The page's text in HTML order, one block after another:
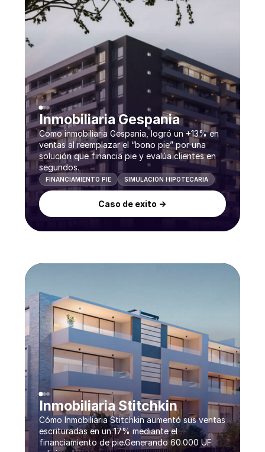
Inmobiliaria Gespania
Como inmobiliaria Gespania, logró un +13% en
ventas al reemplazar el “bono pie” por una
solución que financia pie y evalúa clientes en
segundos.
FINANCIAMIENTO PIE SIMULACIÓN HIPOTECARIA
Caso de exito ->
Inmobiliaria Stitchkin
Cómo Inmobiliaria Stitchkin aumentó sus ventas
escrituradas en un 17% mediante el
financiamiento de pie.Generando 60.000 UF